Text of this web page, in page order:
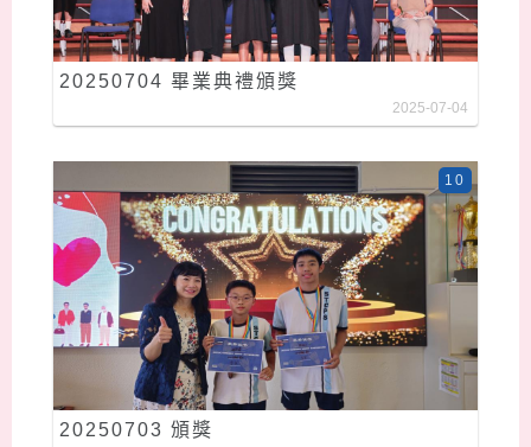
20250704 畢業典禮頒獎
2025-07-04
20250703 頒獎
10